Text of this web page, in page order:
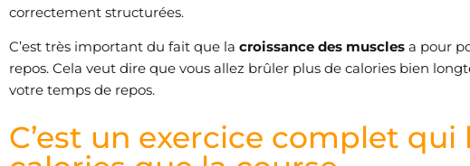
correctement structurées.
C’est très important du fait que la croissance des muscles a pour
repos. Cela veut dire que vous allez brûler plus de calories bien
votre temps de repos.
C’est un exercice complet